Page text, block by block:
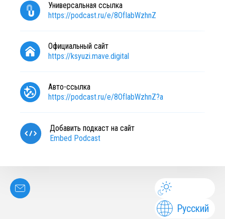
Универсальная ссылка
https://podcast.ru/e/8OfIabWzhnZ
Официальный сайт
https://ksyuzi.mave.digital
Авто-ссылка
https://podcast.ru/e/8OfIabWzhnZ?a
Добавить подкаст на сайт
Embed Podcast
Русский